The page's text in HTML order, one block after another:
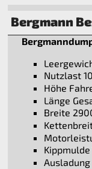
Bergmann
Nutzlast
Höhe
Länge
Breite